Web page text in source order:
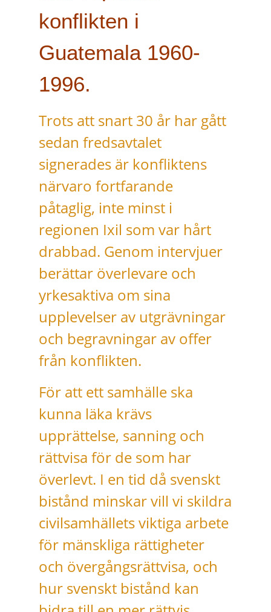
konflikten i
Guatemala 1960-
1996.
Trots att snart 30 år har gått
sedan fredsavtalet
signerades är konfliktens
närvaro fortfarande
påtaglig, inte minst i
regionen Ixil som var hårt
drabbad. Genom intervjuer
berättar överlevare och
yrkesaktiva om sina
upplevelser av utgrävningar
och begravningar av offer
från konflikten.
För att ett samhälle ska
kunna läka krävs
upprättelse, sanning och
rättvisa för de som har
överlevt. I en tid då svenskt
bistånd minskar vill vi skildra
civilsamhällets viktiga arbete
för mänskliga rättigheter
och övergångsrättvisa, och
hur svenskt bistånd kan